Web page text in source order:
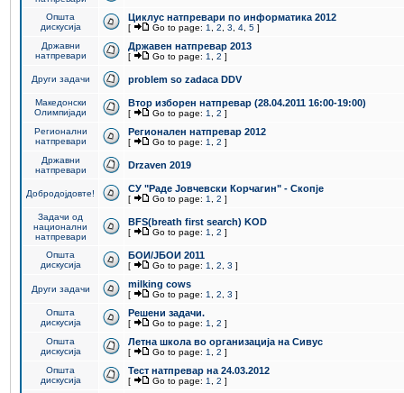
Општа
дискусија
Циклус натпревари по информатика 2012
[ Go to page: 1 2 3 4 5 ]
Државни
натпревари
Државен натпревар 2013
[ Go to page: 1 2 ]
Други задачи problem so zadaca DDV
Македонски
Олимпијади
Втор изборен натпревар (28.04.2011 16:00-19:00)
[ Go to page: 1 2 ]
Регионални
натпревари
Регионален натпревар 2012
[ Go to page: 1 2 ]
Државни
натпревари
Drzaven 2019
Добродојдовте! СУ "Раде Јовчевски Корчагин" - Скопје
[ Go to page: 1 2 ]
Задачи од
национални
натпревари
BFS(breath first search) KOD
[ Go to page: 1 2 ]
Општа
дискусија
БОИ/ЈБОИ 2011
[ Go to page: 1 2 3 ]
Други задачи milking cows
[ Go to page: 1 2 3 ]
Општа
дискусија
Решени задачи.
[ Go to page: 1 2 ]
Општа
дискусија
Летна школа во организација на Сивус
[ Go to page: 1 2 ]
Општа
дискусија
Тест натпревар на 24.03.2012
[ Go to page: 1 2 ]